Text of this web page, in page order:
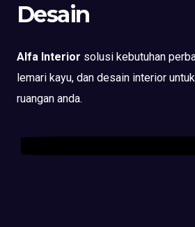
Desain
Alfa Interior solusi kebutuhan
lemari kayu, dan desain interior
ruangan anda.